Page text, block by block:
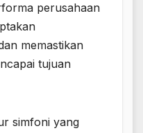
perusahaan
memastikan
tujuan
simfoni yang